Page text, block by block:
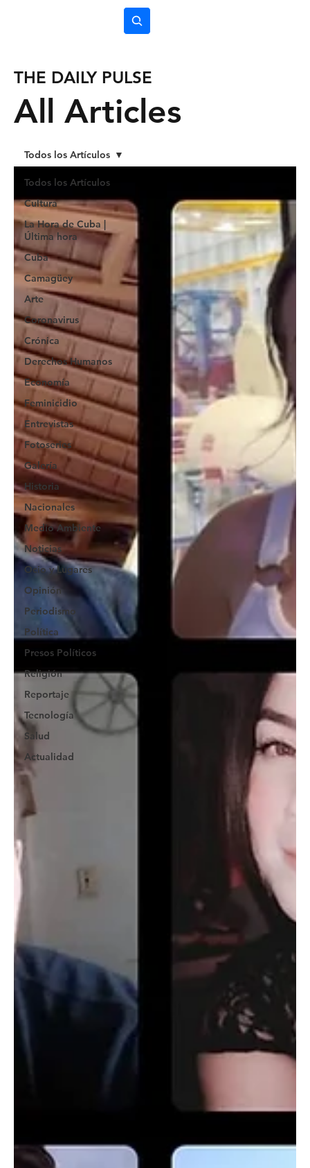
All Articles
THE DAILY PULSE
Todos los Artículos
Cultura
La Hora de Cuba |
Última hora
Cuba
Camagüey
Arte
Coronavirus
Crónica
Derechos Humanos
Economía
Feminicidio
Entrevistas
Fotoseries
Galería
Historia
Nacionales
Medio Ambiente
Noticias
Ocio y Lugares
Opinión
Periodismo
Política
Presos Políticos
Religión
Reportaje
Tecnología
Salud
Actualidad
Todos los Artículos